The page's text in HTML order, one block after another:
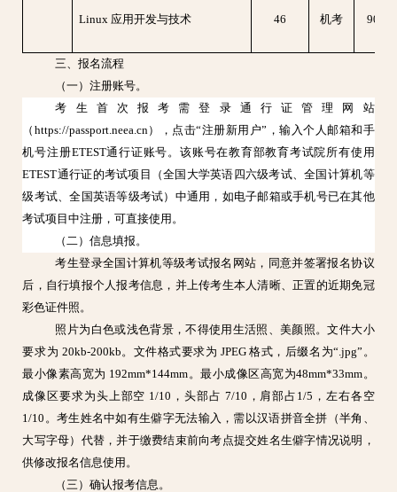
Linux 应用开发与技术 46 机考 90分
三、报名流程
（一）注册账号。
考生首次报考需登录通行证管理网站
（https://passport.neea.cn），点击“注册新用户”，输入个人邮箱和手
机号注册ETEST通行证账号。该账号在教育部教育考试院所有使用
ETEST通行证的考试项目（全国大学英语四六级考试、全国计算机等
级考试、全国英语等级考试）中通用，如电子邮箱或手机号已在其他
考试项目中注册，可直接使用。
（二）信息填报。
考生登录全国计算机等级考试报名网站，同意并签署报名协议
后，自行填报个人报考信息，并上传考生本人清晰、正置的近期免冠
彩色证件照。
照片为白色或浅色背景，不得使用生活照、美颜照。文件大小
要求为 20kb-200kb。文件格式要求为 JPEG 格式，后缀名为“.jpg”。
最小像素高宽为 192mm*144mm。最小成像区高宽为48mm*33mm。
成像区要求为头上部空 1/10，头部占 7/10，肩部占1/5，左右各空
1/10。考生姓名中如有生僻字无法输入，需以汉语拼音全拼（半角、
大写字母）代替，并于缴费结束前向考点提交姓名生僻字情况说明，
供修改报名信息使用。
（三）确认报考信息。